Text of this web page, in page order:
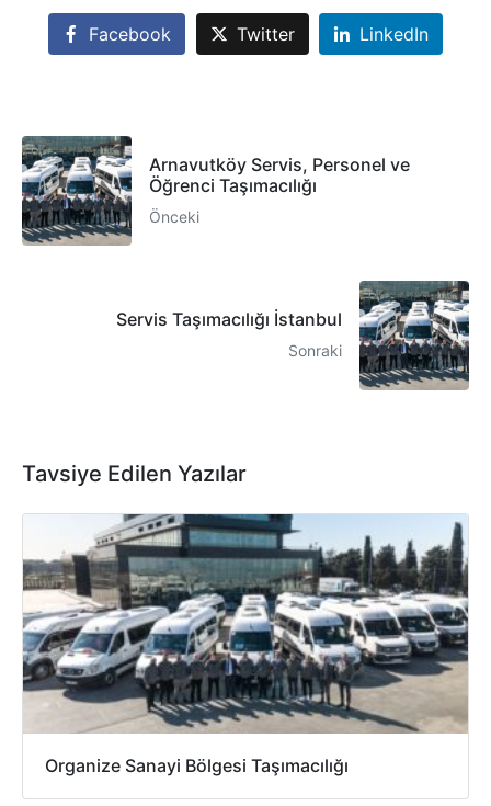
Facebook Twitter LinkedIn
Arnavutköy Servis, Personel ve
Öğrenci Taşımacılığı
Önceki
Servis Taşımacılığı İstanbul
Sonraki
Tavsiye Edilen Yazılar
Organize Sanayi Bölgesi Taşımacılığı